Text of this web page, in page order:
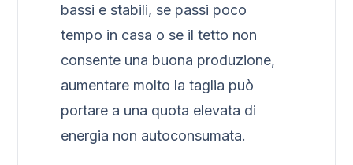
bassi e stabili, se passi poco
tempo in casa o se il tetto non
consente una buona produzione,
aumentare molto la taglia può
portare a una quota elevata di
energia non autoconsumata.